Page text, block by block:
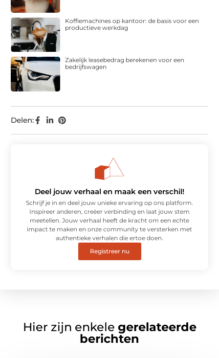
Delen:
Koffiemachines op kantoor: de basis voor een
productieve werkdag
Zakelijk leasebedrag berekenen voor een
bedrijfswagen
Deel jouw verhaal en maak een verschil!
Schrijf je in en deel jouw unieke ervaring op ons platform.
Inspireer anderen, creëer verbinding en laat jouw stem
meetellen. Jouw verhaal heeft de kracht om een echte
impact te maken en onze community te versterken met
authentieke verhalen die ertoe doen.
Registreer nu
Hier zijn enkele gerelateerde
berichten